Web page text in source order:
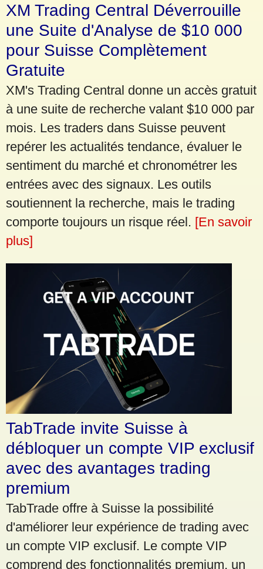
XM Trading Central Déverrouille
une Suite d'Analyse de $10 000
pour Suisse Complètement
Gratuite
XM's Trading Central donne un accès gratuit
à une suite de recherche valant $10 000 par
mois. Les traders dans Suisse peuvent
repérer les actualités tendance, évaluer le
sentiment du marché et chronométrer les
entrées avec des signaux. Les outils
soutiennent la recherche, mais le trading
comporte toujours un risque réel. [En savoir
plus]
TabTrade invite Suisse à
débloquer un compte VIP exclusif
avec des avantages trading
premium
TabTrade offre à Suisse la possibilité
d'améliorer leur expérience de trading avec
un compte VIP exclusif. Le compte VIP
comprend des fonctionnalités premium, un